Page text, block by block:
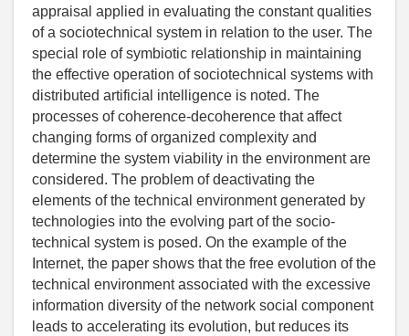
appraisal applied in evaluating the constant qualities
of a sociotechnical system in relation to the user. The
special role of symbiotic relationship in maintaining
the effective operation of sociotechnical systems with
distributed artificial intelligence is noted. The
processes of coherence-decoherence that affect
changing forms of organized complexity and
determine the system viability in the environment are
considered. The problem of deactivating the
elements of the technical environment generated by
technologies into the evolving part of the socio-
technical system is posed. On the example of the
Internet, the paper shows that the free evolution of the
technical environment associated with the excessive
information diversity of the network social component
leads to accelerating its evolution, but reduces its